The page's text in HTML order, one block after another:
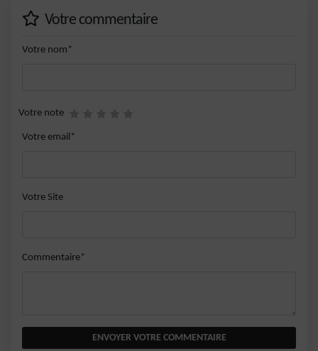
Votre commentaire
Votre nom*
Votre note
Votre email*
Votre Site
Commentaire*
ENVOYER VOTRE COMMENTAIRE